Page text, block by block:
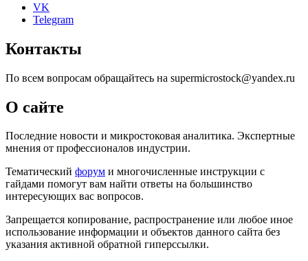
VK
Telegram
Контакты
По всем вопросам обращайтесь на supermicrostock@yandex.ru
О сайте
Последние новости и микростоковая аналитика. Экспертные
мнения от профессионалов индустрии.
Тематический форум и многочисленные инструкции с
гайдами помогут вам найти ответы на большинство
интересующих вас вопросов.
Запрещается копирование, распространение или любое иное
использование информации и объектов данного сайта без
указания активной обратной гиперссылки.